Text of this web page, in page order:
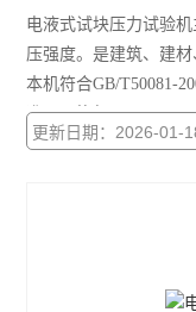
电液式试块压力试验
压强度。是建筑、建
本机符合GB/T50081-
准》。执行GB/T3159-
更新日期：2026-01-